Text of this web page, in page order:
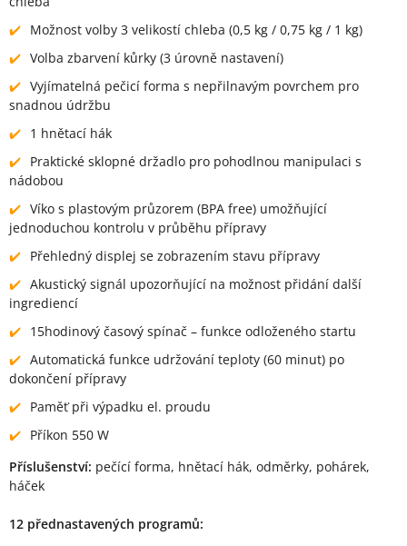
Možnost volby 3 velikostí chleba (0,5 kg / 0,75 kg / 1 kg)
Volba zbarvení kůrky (3 úrovně nastavení)
Vyjímatelná pečicí forma s nepřilnavým povrchem pro
snadnou údržbu
1 hnětací hák
Praktické sklopné držadlo pro pohodlnou manipulaci s
nádobou
Víko s plastovým průzorem (BPA free) umožňující
jednoduchou kontrolu v průběhu přípravy
Přehledný displej se zobrazením stavu přípravy
Akustický signál upozorňující na možnost přidání další
ingrediencí
15hodinový časový spínač – funkce odloženého startu
Automatická funkce udržování teploty (60 minut) po
dokončení přípravy
Paměť při výpadku el. proudu
Příkon 550 W
Příslušenství: pečící forma, hnětací hák, odměrky, pohárek,
háček
12 přednastavených programů: